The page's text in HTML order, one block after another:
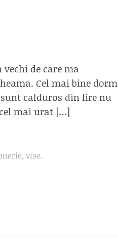
de care ma
Cel mai bine dorm
calduros din fire nu
mai urat […]
, vise.